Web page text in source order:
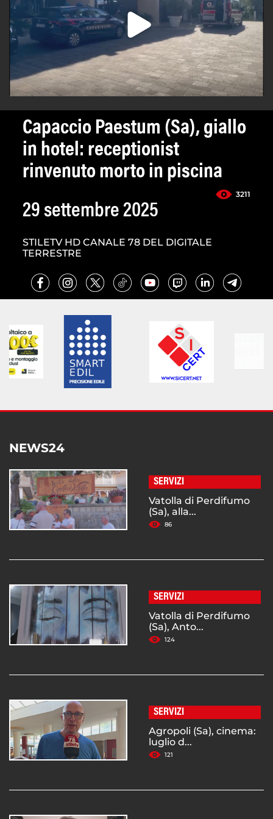
Capaccio Paestum (Sa), giallo
in hotel: receptionist
rinvenuto morto in piscina
3211
29 settembre 2025
STILETV HD CANALE 78 DEL DIGITALE
TERRESTRE
NEWS24
SERVIZI
Vatolla di Perdifumo
(Sa), alla...
86
SERVIZI
Vatolla di Perdifumo
(Sa), Anto...
124
SERVIZI
Agropoli (Sa), cinema:
luglio d...
121